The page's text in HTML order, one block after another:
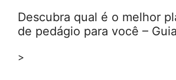
Descubra qual é o melhor
de pedágio para você –
>